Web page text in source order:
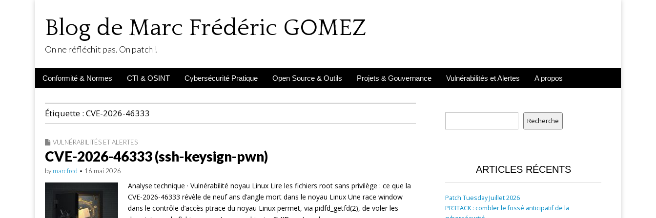
Blog de Marc Frédéric GOMEZ
On ne réfléchit pas. On patch !
Main
Skip
Conformité & Normes CTI & OSINT Cybersécurité Pratique Open Source & Outils Projets & Gouvernance Vulnérabilités et Alertes A propos
Étiquette : CVE-2026-46333
VULNÉRABILITÉS ET ALERTES
CVE-2026-46333 (ssh-keysign-pwn)
by marcfred • 16 mai 2026
Analyse technique · Vulnérabilité noyau Linux Lire les fichiers root sans privilège : ce que la
CVE-2026-46333 révèle de neuf ans d’angle mort dans le noyau Linux Une race window
dans le contrôle d’accès ptrace du noyau Linux permet, via pidfd_getfd(2), de voler les
Recherche
ARTICLES RÉCENTS
Patch Tuesday Juillet 2026
PR3TACK : combler le fossé anticipatif de la